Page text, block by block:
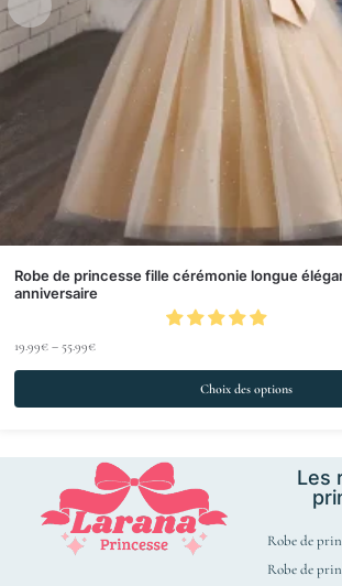
Robe de princesse fille cérémonie longue
anniversaire
19.99€ –55.99€
Choix des options
Les
Robe de
Robe de